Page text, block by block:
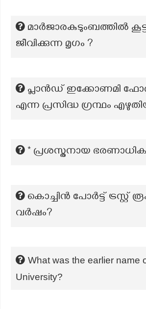
മാർജാരകുടുംബത്തിൽ
ജീവിക്കുന്ന മൃഗം ?
പ്ലാൻഡ് ഇക്കോണമി
എന്ന പ്രസിദ്ധ ഗ്രന്ഥം
* പ്രശസ്തനായ
കൊച്ചിൻ പോർട്ട് ട്രസ്റ്റ്
വർഷം?
What was the earlier name
University?